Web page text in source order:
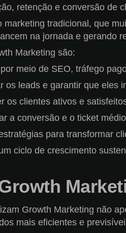
retenção e conversão de
marketing tradicional, que
na jornada e gerando
Marketing são:
meio de SEO, tráfego
os leads e garantir que eles
os clientes ativos e
a conversão e o ticket
para transformar
ciclo de crescimento
Growth Marketing não
mais eficientes e